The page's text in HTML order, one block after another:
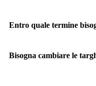
Entro quale termine
Bisogna cambiare le